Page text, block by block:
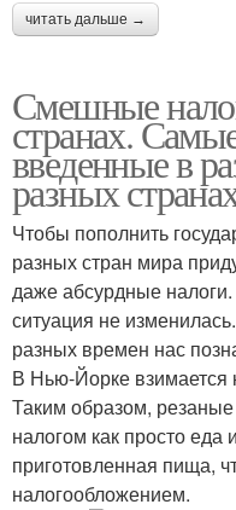
читать дальше →
Смешные
странах.
введенные в
разных
Чтобы пополнить
разных стран мира
даже абсурдные
ситуация не
разных времен нас
В Нью-Йорке взимается
Таким образом,
налогом как просто еда
приготовленная пища,
налогообложением.